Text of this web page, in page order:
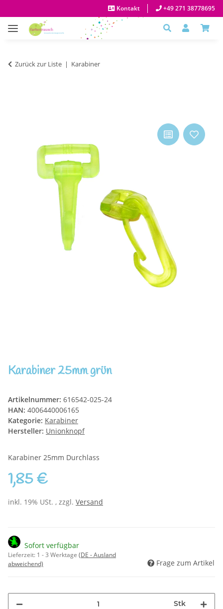
Kontakt +49 271 38778695
Zurück zur Liste Karabiner
Karabiner 25mm grün
Artikelnummer: 616542-025-24
HAN: 4006440006165
Kategorie: Karabiner
Hersteller: Unionknopf
Karabiner 25mm Durchlass
1,85 €
inkl. 19% USt. , zzgl. Versand
Sofort verfügbar
Lieferzeit: 1 - 3 Werktage (DE - Ausland
abweichend)
Frage zum Artikel
Stk